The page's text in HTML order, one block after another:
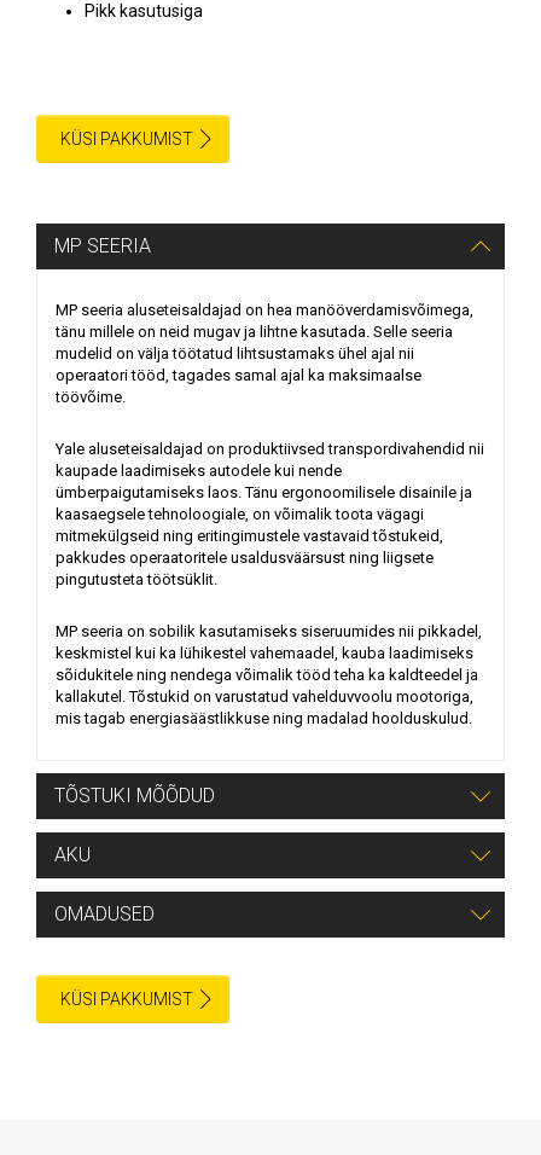
Pikk kasutusiga
KÜSI PAKKUMIST
MP SEERIA
MP seeria aluseteisaldajad on hea manööverdamisvõimega,
tänu millele on neid mugav ja lihtne kasutada. Selle seeria
mudelid on välja töötatud lihtsustamaks ühel ajal nii
operaatori tööd, tagades samal ajal ka maksimaalse
töövõime.
Yale aluseteisaldajad on produktiivsed transpordivahendid nii
kaupade laadimiseks autodele kui nende
ümberpaigutamiseks laos. Tänu ergonoomilisele disainile ja
kaasaegsele tehnoloogiale, on võimalik toota vägagi
mitmekülgseid ning eritingimustele vastavaid tõstukeid,
pakkudes operaatoritele usaldusväärsust ning liigsete
pingutusteta töötsüklit.
MP seeria on sobilik kasutamiseks siseruumides nii pikkadel,
keskmistel kui ka lühikestel vahemaadel, kauba laadimiseks
sõidukitele ning nendega võimalik tööd teha ka kaldteedel ja
kallakutel. Tõstukid on varustatud vahelduvvoolu mootoriga,
mis tagab energiasäästlikkuse ning madalad hoolduskulud.
TÕSTUKI MÕÕDUD
Pikkus 1622 mm
Laius 685 mm
AKU
a) 48 V / 10 Ah
OMADUSED
näidik.
KÜSI PAKKUMIST